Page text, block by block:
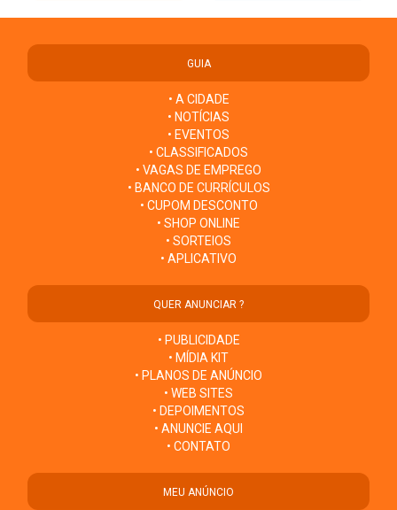
GUIA
• A CIDADE
• NOTÍCIAS
• EVENTOS
• CLASSIFICADOS
• VAGAS DE EMPREGO
• BANCO DE CURRÍCULOS
• CUPOM DESCONTO
• SHOP ONLINE
• SORTEIOS
• APLICATIVO
QUER ANUNCIAR ?
• PUBLICIDADE
• MÍDIA KIT
• PLANOS DE ANÚNCIO
• WEB SITES
• DEPOIMENTOS
• ANUNCIE AQUI
• CONTATO
MEU ANÚNCIO